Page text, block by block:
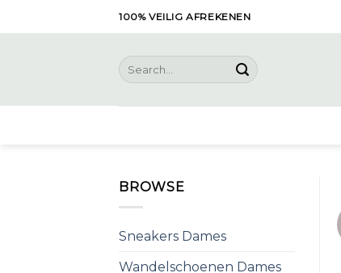
to
100% VEILIG AFREKENEN
Search
for:
BROWSE
Sneakers Dames
Wandelschoenen Dames